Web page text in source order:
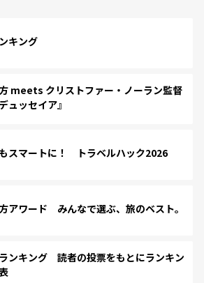
キング
meets クリストファー・ノーラン監督
ュッセイア』
スマートに！ トラベルハック2026
アワード みんなで選ぶ、旅のベスト。
ンキング 読者の投票をもとにランキン